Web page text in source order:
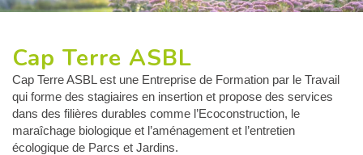
Cap Terre ASBL
Cap Terre ASBL est une Entreprise de Formation par le Travail
qui forme des stagiaires en insertion et propose des services
dans des filières durables comme l’Ecoconstruction, le
maraîchage biologique et l’aménagement et l’entretien
écologique de Parcs et Jardins.